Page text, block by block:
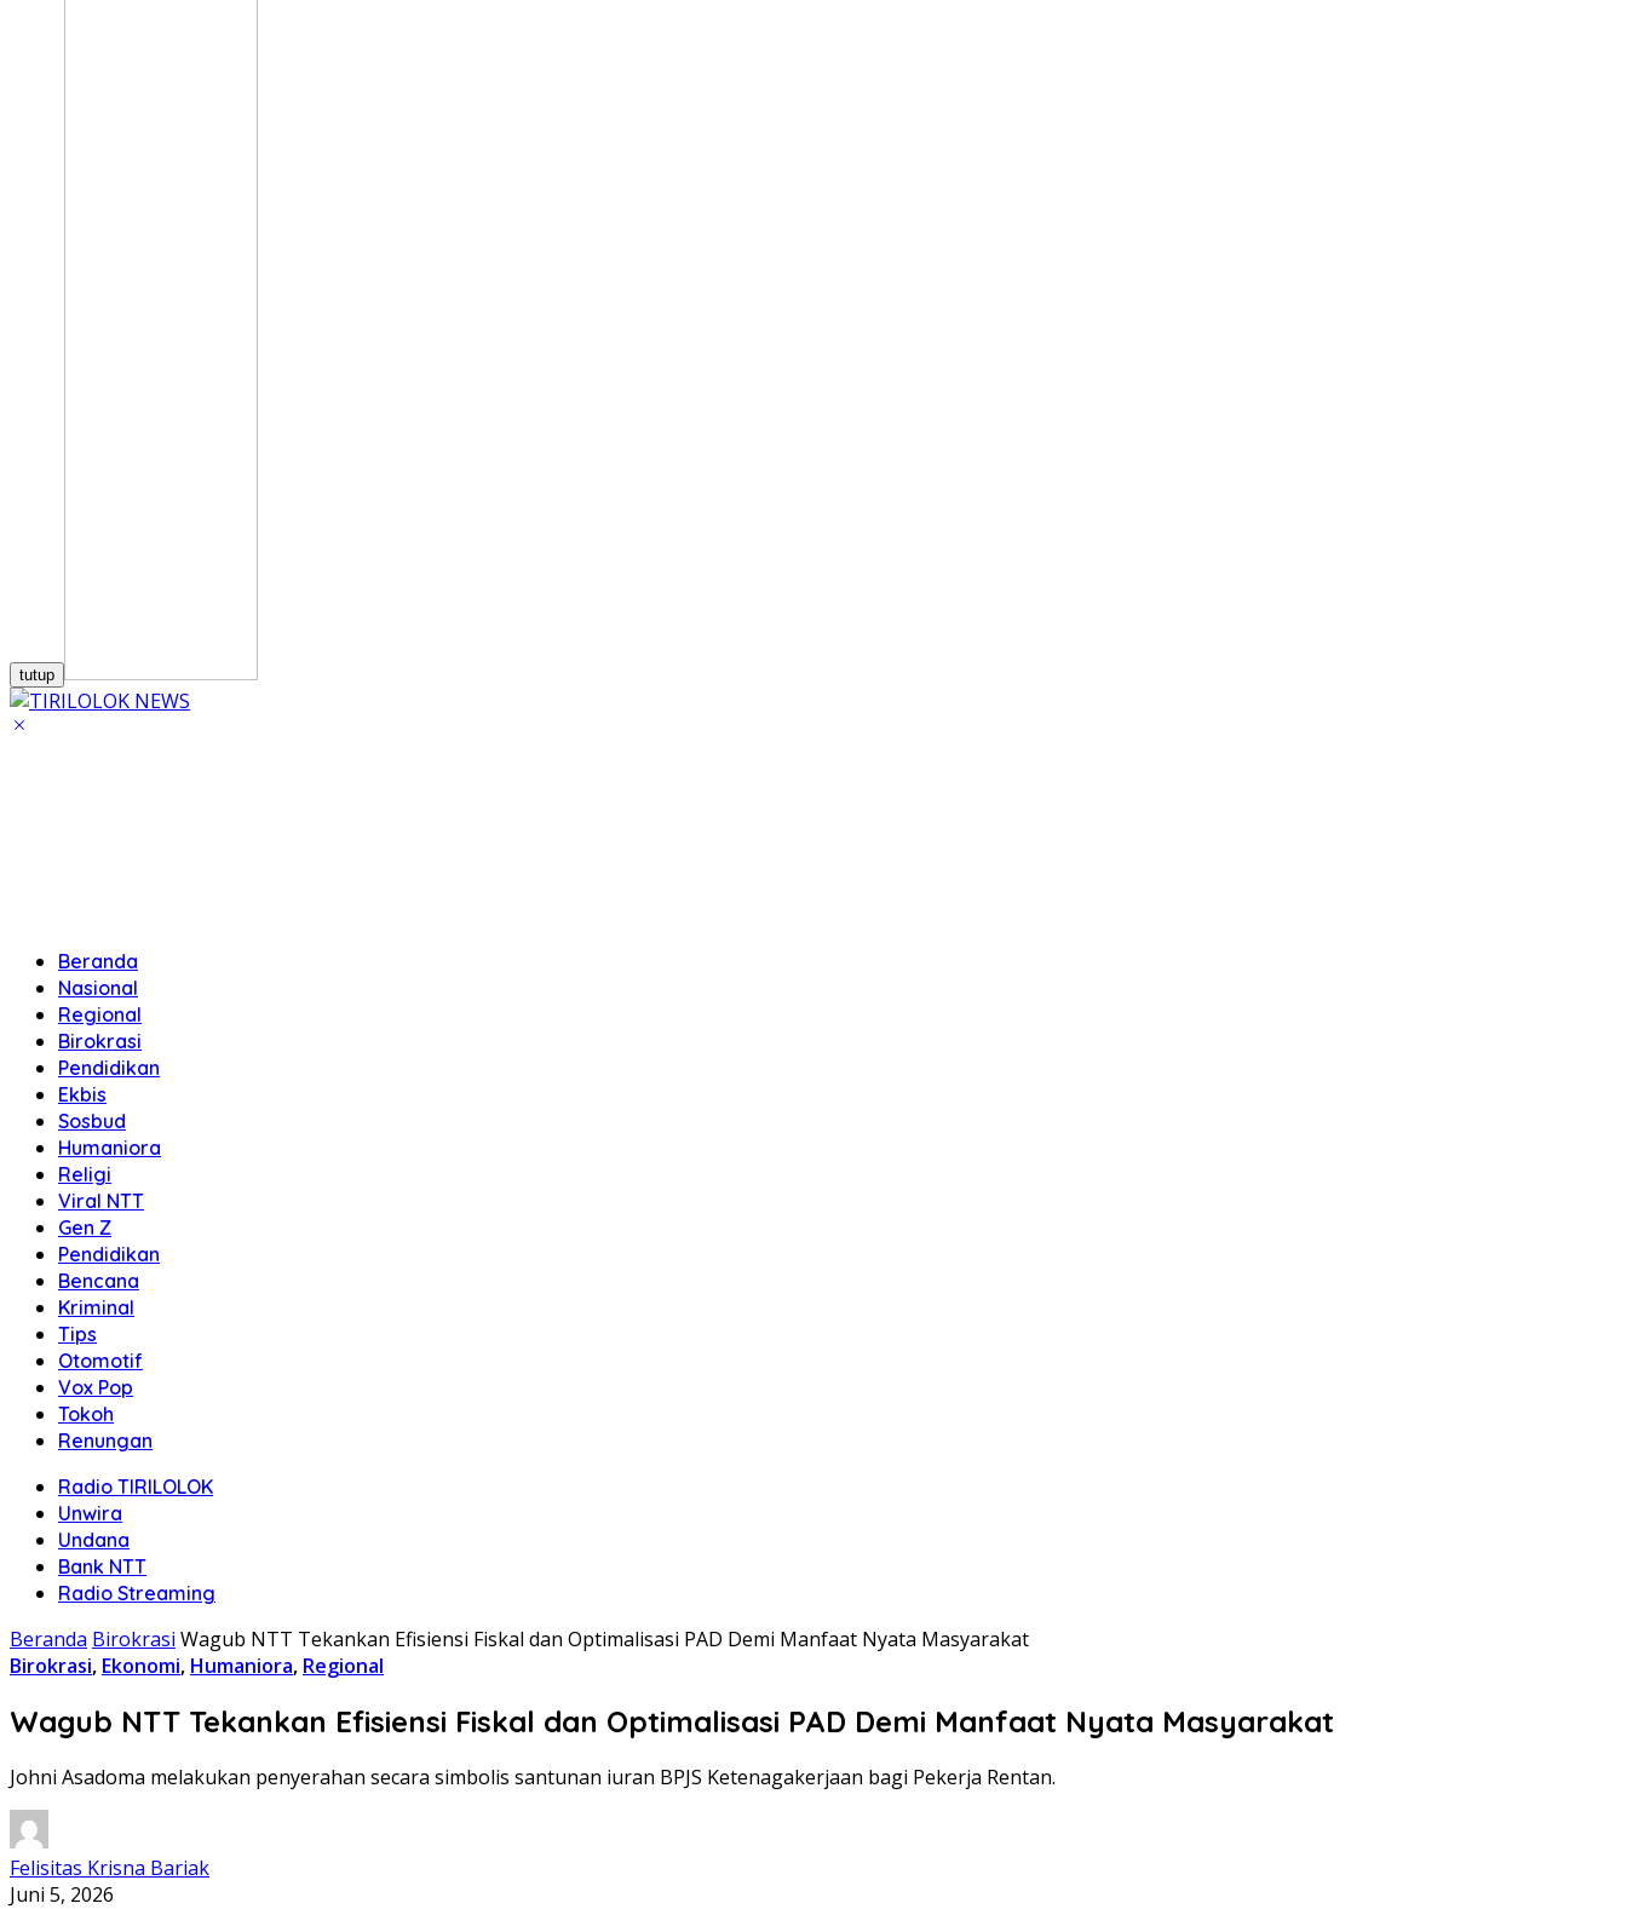
tutup
Beranda
Nasional
Regional
Birokrasi
Pendidikan
Ekbis
Sosbud
Humaniora
Religi
Viral NTT
Gen Z
Pendidikan
Bencana
Kriminal
Tips
Otomotif
Vox Pop
Tokoh
Renungan
Radio TIRILOLOK
Unwira
Undana
Bank NTT
Radio Streaming
Beranda Birokrasi Wagub NTT Tekankan Efisiensi Fiskal dan Optimalisasi PAD Demi Manfaat Nyata Masyarakat
Birokrasi, Ekonomi, Humaniora, Regional
Wagub NTT Tekankan Efisiensi Fiskal dan Optimalisasi PAD Demi Manfaat Nyata Masyarakat
Johni Asadoma melakukan penyerahan secara simbolis santunan iuran BPJS Ketenagakerjaan bagi Pekerja Rentan.
Felisitas Krisna Bariak
Juni 5, 2026